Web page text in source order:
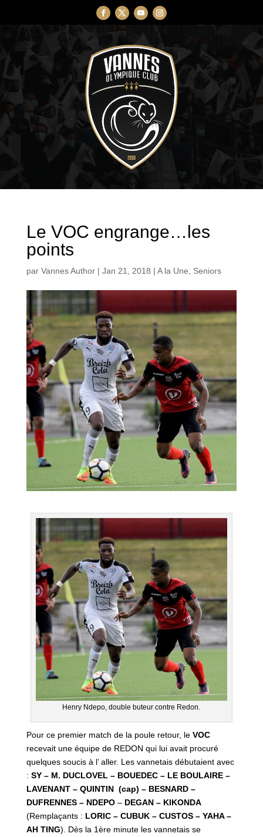
Le VOC engrange…les
points
par Vannes Author| Jan 21, 2018 | A la Une, Seniors
Henry Ndepo, double buteur contre Redon.
Pour ce premier match de la poule retour, le VOC
recevait une équipe de REDON qui lui avait procuré
quelques soucis à l’ aller. Les vannetais débutaient avec
: SY – M. DUCLOVEL – BOUEDEC – LE BOULAIRE –
LAVENANT – QUINTIN (cap) – BESNARD –
DUFRENNES – NDEPO–DEGAN – KIKONDA
(Remplaçants : LORIC – CUBUK – CUSTOS – YAHA –
AH TING). Dès la 1ère minute les vannetais se